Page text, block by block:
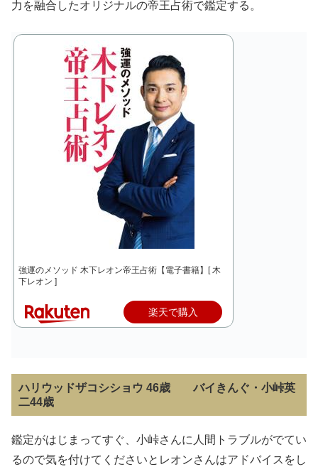
力を融合したオリジナルの帝王占術で鑑定する。
強運のメソッド 木下レオン帝王占術【電子書籍】[ 木
下レオン ]
楽天で購入
ハリウッドザコシショウ 46歳 バイきんぐ・小峠英
二44歳
鑑定がはじまってすぐ、小峠さんに人間トラブルがでてい
るので気を付けてくださいとレオンさんはアドバイスをし